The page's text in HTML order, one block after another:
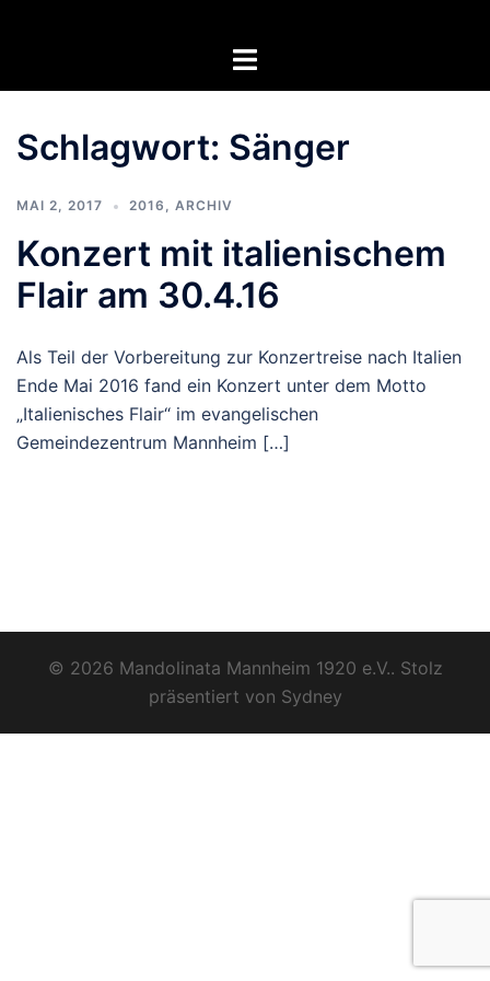
Menü
Schlagwort: Sänger
MAI 2, 2017 2016 , ARCHIV
Konzert mit italienischem
Flair am 30.4.16
Als Teil der Vorbereitung zur Konzertreise nach Italien
Ende Mai 2016 fand ein Konzert unter dem Motto
„Italienisches Flair“ im evangelischen
Gemeindezentrum Mannheim […]
© 2026 Mandolinata Mannheim 1920 e.V.. Stolz
präsentiert von Sydney